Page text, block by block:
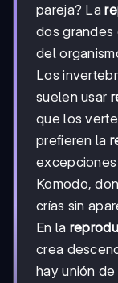
pareja? La
dos grandes
del
Los
suelen usar
que los
prefieren la
Komodo,
crías sin
En la
crea
hay unión